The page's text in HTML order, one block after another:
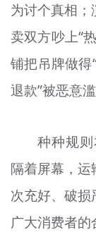
为讨个真相
卖双方吵上“
铺把吊牌做
退款”被恶意
种种规
隔着屏幕，
次充好、破
广大消费者